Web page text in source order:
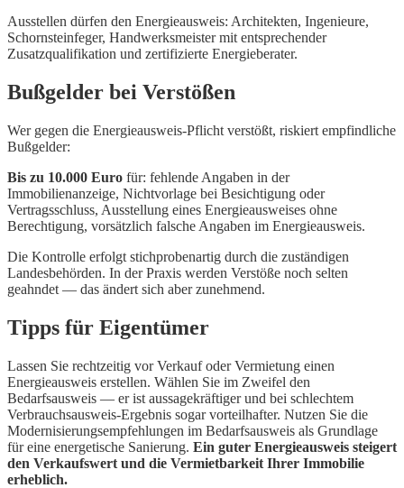
Ausstellen dürfen den Energieausweis: Architekten, Ingenieure,
Schornsteinfeger, Handwerksmeister mit entsprechender
Zusatzqualifikation und zertifizierte Energieberater.
Bußgelder bei Verstößen
Wer gegen die Energieausweis-Pflicht verstößt, riskiert empfindliche
Bußgelder:
Bis zu 10.000 Euro für: fehlende Angaben in der
Immobilienanzeige, Nichtvorlage bei Besichtigung oder
Vertragsschluss, Ausstellung eines Energieausweises ohne
Berechtigung, vorsätzlich falsche Angaben im Energieausweis.
Die Kontrolle erfolgt stichprobenartig durch die zuständigen
Landesbehörden. In der Praxis werden Verstöße noch selten
geahndet — das ändert sich aber zunehmend.
Tipps für Eigentümer
Lassen Sie rechtzeitig vor Verkauf oder Vermietung einen
Energieausweis erstellen. Wählen Sie im Zweifel den
Bedarfsausweis — er ist aussagekräftiger und bei schlechtem
Verbrauchsausweis-Ergebnis sogar vorteilhafter. Nutzen Sie die
Modernisierungsempfehlungen im Bedarfsausweis als Grundlage
für eine energetische Sanierung. Ein guter Energieausweis steigert
den Verkaufswert und die Vermietbarkeit Ihrer Immobilie
erheblich.